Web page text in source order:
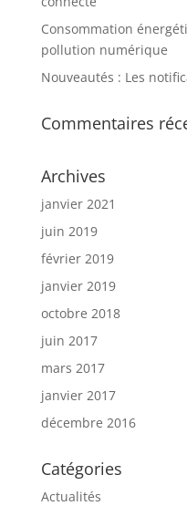
Consommation
pollution numérique
Nouveautés : Les
Commentaires
Archives
janvier 2021
juin 2019
février 2019
janvier 2019
octobre 2018
juin 2017
mars 2017
janvier 2017
décembre 2016
Catégories
Actualités